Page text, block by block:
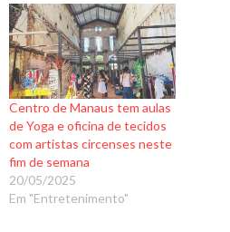
Centro de Manaus tem aulas
de Yoga e oficina de tecidos
com artistas circenses neste
fim de semana
20/05/2025
Em "Entretenimento"